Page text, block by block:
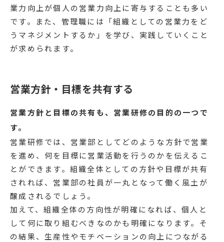
業力向上が個人の営業力向上に寄与することも多い
です。また、管理職には「組織としての営業力をど
うマネジメントするか」を学び、実践していくこと
が求められます。
営業方針・目標を共有する
営業方針と目標の共有も、営業研修の目的の一つで
す。
営業研修では、営業部としてどのような方針で営業
を進め、何を目標に営業活動を行うのかを伝えるこ
とができます。組織全体としての方針や目標が共有
されれば、営業部の社員が一丸となって働く風土が
醸成されるでしょう。
加えて、組織全体の方向性が明確になれば、個人と
して何に取り組むべきなのかも明確になります。そ
の結果、生産性やモチベーションの向上につながる